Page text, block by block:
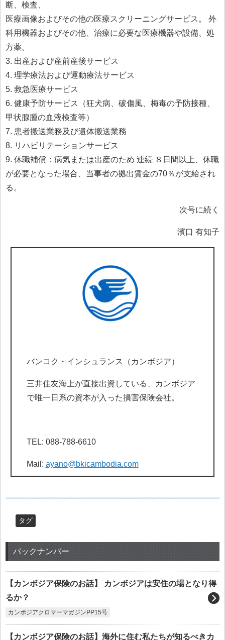
断、検査、
医療画像およびその他の医療スクリーニングサービス。 外
科用機器およびその他、治療に必要な医療機器や設備、処
方薬。
3. 出産および産前産後サービス
4. 理学療法および運動療法サービス
5. 救急医療サービス
6. 健康予防サービス（狂犬病、破傷風、梅毒の予防接種、
甲状腺腫の血液検査等）
7. 患者搬送業務及び遺体搬送業務
8. リハビリテーションサービス
9. 休職補償：病気または出産のため 連続 ８日間以上、休職
が必要となった場合、当事者の拠出賃金の70％が支給され
る。
次号に続く
濱口 有知子
バンコク・インシュランス（カンボジア）
三井住友海上が直接出資している、カンボジア
で唯一日系の資本が入った損害保険会社。
TEL: 088-788-6610
Mail: ayano@bkicambodia.com
タグ
バックナンバー
【カンボジア保険のお話】 カンボジアは安住の場となり得
るか？
カンボジアクロマーマガジンPP15号
【カンボジア保険のお話】海外に住む私たちが知るべきカ